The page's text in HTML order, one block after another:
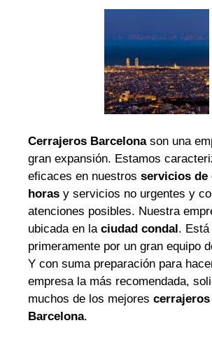
Cerrajeros Barcelonason una
gran expansión. Estamos
eficaces en nuestros servicios de
horas y servicios no urgentes y
atenciones posibles. Nuestra
ubicada en laciudad condal. Está
primeramente por un gran equipo
Y con suma preparación para
empresa la más recomendada,
muchos de los mejores cerrajeros
Barcelona.